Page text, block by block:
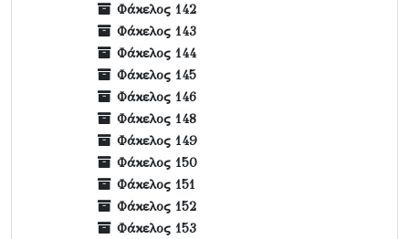
Φάκελος 142
Φάκελος 143
Φάκελος 144
Φάκελος 145
Φάκελος 146
Φάκελος 148
Φάκελος 149
Φάκελος 150
Φάκελος 151
Φάκελος 152
Φάκελος 153